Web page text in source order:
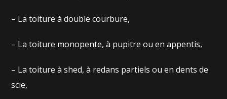
– La toiture à double courbure,
– La toiture monopente, à pupitre ou en appentis,
– La toiture à shed, à redans partiels ou en dents de
scie,